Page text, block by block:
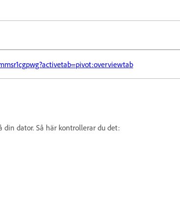
dator. Så här kontrollerar du det: